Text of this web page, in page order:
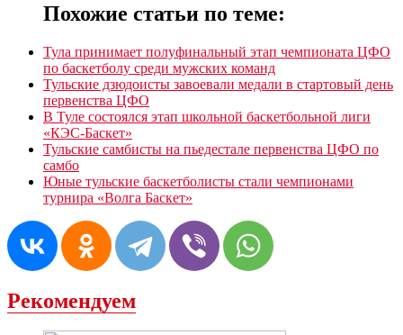
Похожие статьи по теме:
Тула принимает полуфинальный этап чемпионата ЦФО
по баскетболу среди мужских команд
Тульские дзюдоисты завоевали медали в стартовый день
первенства ЦФО
В Туле состоялся этап школьной баскетбольной лиги
«КЭС-Баскет»
Тульские самбисты на пьедестале первенства ЦФО по
самбо
Юные тульские баскетболисты стали чемпионами
турнира «Волга Баскет»
Рекомендуем